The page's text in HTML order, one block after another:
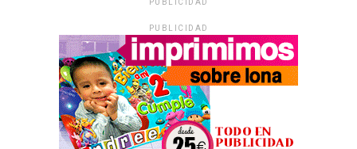
PUBLICIDAD
PUBLICIDAD